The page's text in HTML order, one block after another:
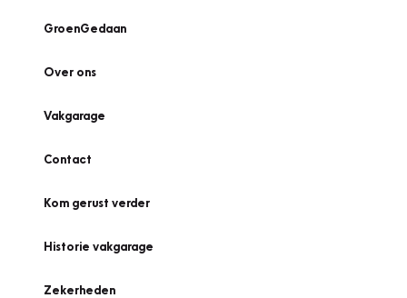
GroenGedaan
Over ons
Vakgarage
Contact
Kom gerust verder
Historie vakgarage
Zekerheden